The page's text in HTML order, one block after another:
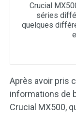
Crucial
séries
quelques
Après avoir pris
informations de
Crucial MX500,